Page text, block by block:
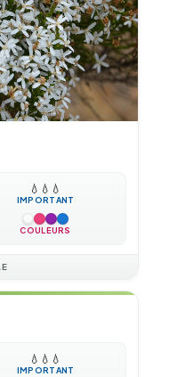
💧 💧 💧
IMPORTANT
COULEURS
💧 💧 💧
IMPORTANT